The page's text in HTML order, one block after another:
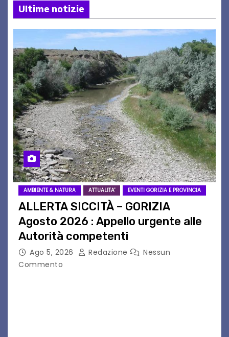
Ultime notizie
AMBIENTE & NATURA ATTUALITA' EVENTI GORIZIA E PROVINCIA
ALLERTA SICCITÀ – GORIZIA
Agosto 2026 : Appello urgente alle
Autorità competenti
Ago 5, 2026 Redazione
Nessun
Commento